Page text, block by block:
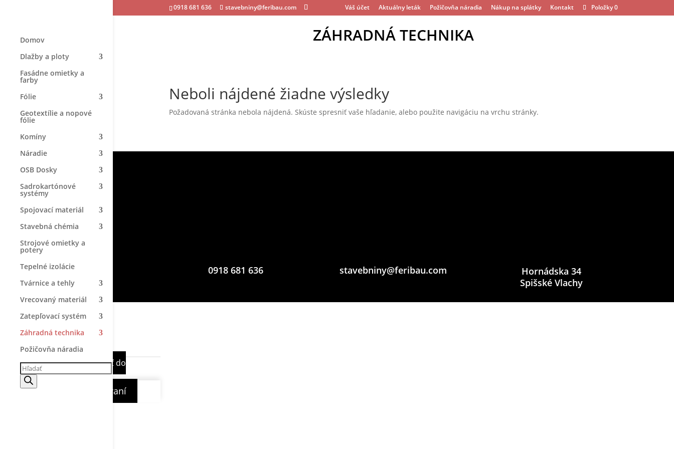
0918 681 636 stavebniny@feribau.com Váš účet Aktuálny leták Požičovňa náradia Nákup na splátky Kontakt Položky 0
Domov
Dlažby a ploty
Fasádne omietky a
farby
Fólie
Geotextílie a nopové
fólie
Komíny
Náradie
OSB Dosky
Sadrokartónové
systémy
Spojovací materiál
Stavebná chémia
Strojové omietky a
potery
Tepelné izolácie
Tvárnice a tehly
Vrecovaný materiál
Zatepľovací systém
Záhradná technika
Požičovňa náradia
Products
search
ZÁHRADNÁ TECHNIKA
Neboli nájdené žiadne výsledky
Požadovaná stránka nebola nájdená. Skúste spresniť vaše hľadanie, alebo použite navigáciu na vrchu stránky.
0918 681 636 stavebniny@feribau.com
Hornádska 34
Spišské Vlachy
Váš košík
Váš košík je prázdny
Naspäť do
eshopu
Pokračovať v nakupovaní